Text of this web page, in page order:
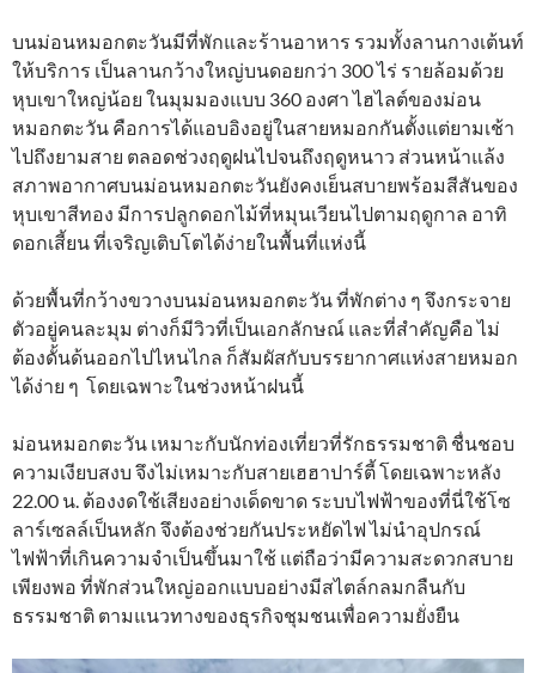
บนม่อนหมอกตะวันมีที่พักและร้านอาหาร รวมทั้งลานกางเต้นท์
ให้บริการ เป็นลานกว้างใหญ่บนดอยกว่า 300 ไร่ รายล้อมด้วย
หุบเขาใหญ่น้อย ในมุมมองแบบ 360 องศา ไฮไลต์ของม่อน
หมอกตะวัน คือการได้แอบอิงอยู่ในสายหมอกกันตั้งแต่ยามเช้า
ไปถึงยามสาย ตลอดช่วงฤดูฝนไปจนถึงฤดูหนาว ส่วนหน้าแล้ง
สภาพอากาศบนม่อนหมอกตะวันยังคงเย็นสบายพร้อมสีสันของ
หุบเขาสีทอง มีการปลูกดอกไม้ที่หมุนเวียนไปตามฤดูกาล อาทิ
ดอกเสี้ยน ที่เจริญเติบโตได้ง่ายในพื้นที่แห่งนี้
ด้วยพื้นที่กว้างขวางบนม่อนหมอกตะวัน ที่พักต่าง ๆ จึงกระจาย
ตัวอยู่คนละมุม ต่างก็มีวิวที่เป็นเอกลักษณ์ และที่สำคัญคือ ไม่
ต้องดั้นด้นออกไปไหนไกล ก็สัมผัสกับบรรยากาศแห่งสายหมอก
ได้ง่าย ๆ โดยเฉพาะในช่วงหน้าฝนนี้
ม่อนหมอกตะวัน เหมาะกับนักท่องเที่ยวที่รักธรรมชาติ ชื่นชอบ
ความเงียบสงบ จึงไม่เหมาะกับสายเฮฮาปาร์ตี้ โดยเฉพาะหลัง
22.00 น. ต้องงดใช้เสียงอย่างเด็ดขาด ระบบไฟฟ้าของที่นี่ใช้โซ
ลาร์เซลล์เป็นหลัก จึงต้องช่วยกันประหยัดไฟ ไม่นำอุปกรณ์
ไฟฟ้าที่เกินความจำเป็นขึ้นมาใช้ แต่ถือว่ามีความสะดวกสบาย
เพียงพอ ที่พักส่วนใหญ่ออกแบบอย่างมีสไตล์กลมกลืนกับ
ธรรมชาติ ตามแนวทางของธุรกิจชุมชนเพื่อความยั่งยืน